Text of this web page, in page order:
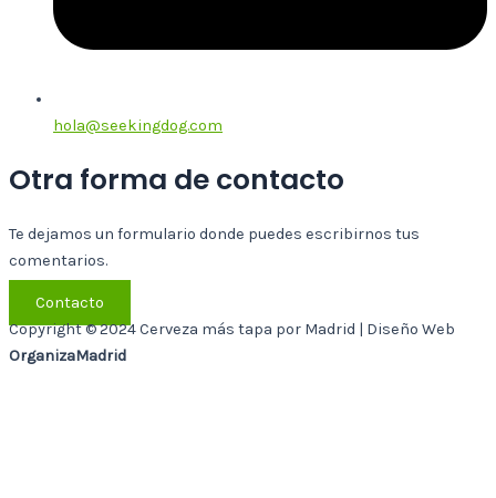
hola@seekingdog.com
Otra forma de contacto
Te dejamos un formulario donde puedes escribirnos tus
comentarios.
Contacto
Copyright © 2024 Cerveza más tapa por Madrid | Diseño Web
OrganizaMadrid